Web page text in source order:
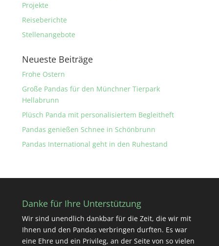
Projekte
Reiseberichte
Stellenangebote
Neueste Beiträge
Frohe Ostern
Große Pandas für den Münchner Tierpark
Hellabrunn
Plüsch Panda mit personalisiertem Begleitheft
Pandas genießen Schnee in Schönbrunn
Pandas International geht in den Ruhestand
Danke für Ihre Unterstützung
Wir sind unendlich dankbar für die Zeit, die wir mit
Ihnen und den Pandas verbringen durften. Es war
eine Ehre und ein Privileg, an der Seite von so vielen